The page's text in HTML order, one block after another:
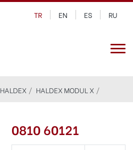
TR EN ES RU
HALDEX HALDEX MODUL X
0810 60121